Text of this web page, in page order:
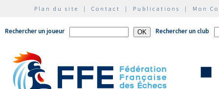
Plan du site | Contact | Publications | Mon
Rechercher un joueur Rechercher un club